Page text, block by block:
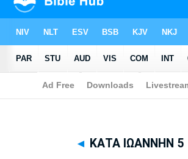
Biblia>WH 1881> ΚΑΤΑ ΙΩΑΝΝΗΝ 5
◄ ΚΑΤΑ ΙΩΑΝΝΗΝ 5